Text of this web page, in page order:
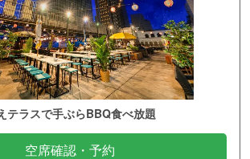
テラスで手ぶらBBQ食べ放題
空席確認・予約